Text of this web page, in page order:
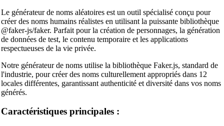
Le générateur de noms aléatoires est un outil spécialisé conçu pour
créer des noms humains réalistes en utilisant la puissante bibliothèque
@faker-js/faker. Parfait pour la création de personnages, la génération
de données de test, le contenu temporaire et les applications
respectueuses de la vie privée.
Notre générateur de noms utilise la bibliothèque Faker.js, standard de
l'industrie, pour créer des noms culturellement appropriés dans 12
locales différentes, garantissant authenticité et diversité dans vos noms
générés.
Caractéristiques principales :